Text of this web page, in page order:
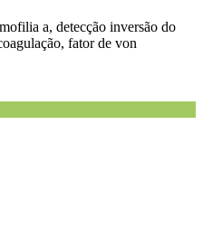
a, detecção inversão do
fator de von